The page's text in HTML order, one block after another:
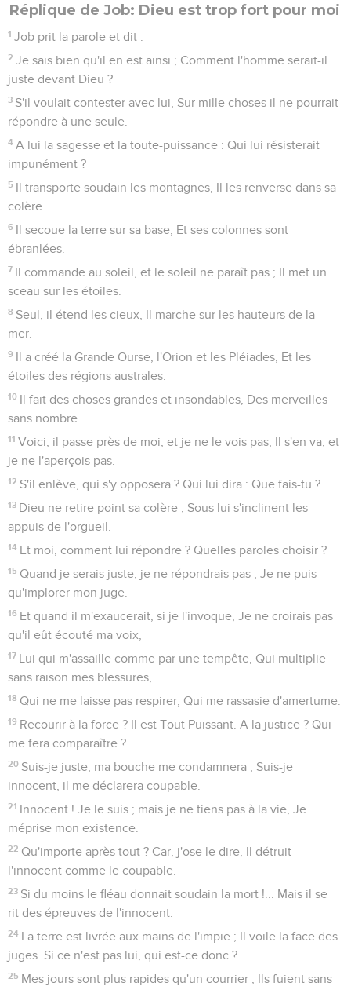
Réplique de Job: Dieu est trop fort pour moi
1 Job prit la parole et dit :
2 Je sais bien qu'il en est ainsi ; Comment l'homme serait-il
juste devant Dieu ?
3 S'il voulait contester avec lui, Sur mille choses il ne pourrait
répondre à une seule.
4 A lui la sagesse et la toute-puissance : Qui lui résisterait
impunément ?
5 Il transporte soudain les montagnes, Il les renverse dans sa
colère.
6 Il secoue la terre sur sa base, Et ses colonnes sont
ébranlées.
7 Il commande au soleil, et le soleil ne paraît pas ; Il met un
sceau sur les étoiles.
8 Seul, il étend les cieux, Il marche sur les hauteurs de la
mer.
9 Il a créé la Grande Ourse, l'Orion et les Pléiades, Et les
étoiles des régions australes.
10 Il fait des choses grandes et insondables, Des merveilles
sans nombre.
11 Voici, il passe près de moi, et je ne le vois pas, Il s'en va, et
je ne l'aperçois pas.
12 S'il enlève, qui s'y opposera ? Qui lui dira : Que fais-tu ?
13 Dieu ne retire point sa colère ; Sous lui s'inclinent les
appuis de l'orgueil.
14 Et moi, comment lui répondre ? Quelles paroles choisir ?
15 Quand je serais juste, je ne répondrais pas ; Je ne puis
qu'implorer mon juge.
16 Et quand il m'exaucerait, si je l'invoque, Je ne croirais pas
qu'il eût écouté ma voix,
17 Lui qui m'assaille comme par une tempête, Qui multiplie
sans raison mes blessures,
18 Qui ne me laisse pas respirer, Qui me rassasie d'amertume.
19 Recourir à la force ? Il est Tout Puissant. A la justice ? Qui
me fera comparaître ?
20 Suis-je juste, ma bouche me condamnera ; Suis-je
innocent, il me déclarera coupable.
21 Innocent ! Je le suis ; mais je ne tiens pas à la vie, Je
méprise mon existence.
22 Qu'importe après tout ? Car, j'ose le dire, Il détruit
l'innocent comme le coupable.
23 Si du moins le fléau donnait soudain la mort !... Mais il se
rit des épreuves de l'innocent.
24 La terre est livrée aux mains de l'impie ; Il voile la face des
juges. Si ce n'est pas lui, qui est-ce donc ?
25 Mes jours sont plus rapides qu'un courrier ; Ils fuient sans